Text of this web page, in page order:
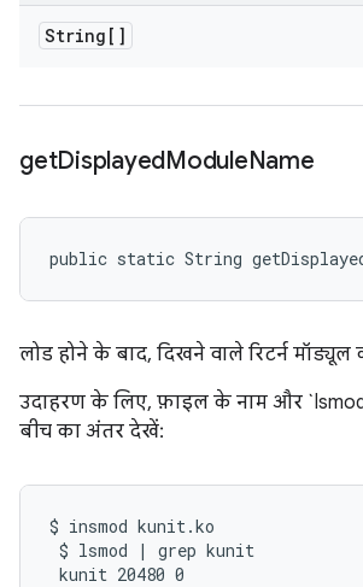
String[]
getDisplayedModuleName
public static String
लोड होने के बाद, दिखने वाले रिटर्न मॉड्यूल
उदाहरण के लिए, फ़ाइल के नाम और
बीच का अंतर देखें:
$ insmod kunit.ko
$ lsmod | grep kunit
kunit 20480 0